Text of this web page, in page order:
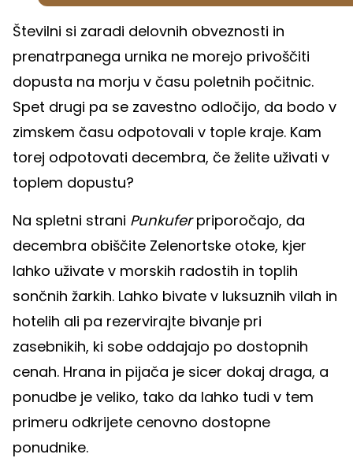
Številni si zaradi delovnih obveznosti in
prenatrpanega urnika ne morejo privoščiti
dopusta na morju v času poletnih počitnic.
Spet drugi pa se zavestno odločijo, da bodo v
zimskem času odpotovali v tople kraje. Kam
torej odpotovati decembra, če želite uživati v
toplem dopustu?
Na spletni strani Punkuferpriporočajo, da
decembra obiščite Zelenortske otoke, kjer
lahko uživate v morskih radostih in toplih
sončnih žarkih. Lahko bivate v luksuznih vilah in
hotelih ali pa rezervirajte bivanje pri
zasebnikih, ki sobe oddajajo po dostopnih
cenah. Hrana in pijača je sicer dokaj draga, a
ponudbe je veliko, tako da lahko tudi v tem
primeru odkrijete cenovno dostopne
ponudnike.